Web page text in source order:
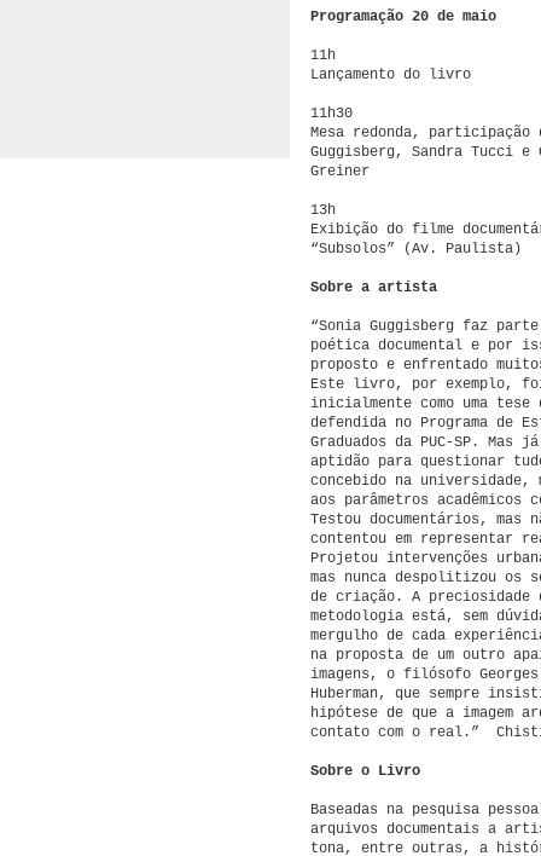
Programação 20 de maio
11h
Lançamento do livro
11h30
Mesa redonda, participação
Guggisberg, Sandra Tucci
Greiner
13h
Exibição do filme
“Subsolos” (Av. Paulista)
Sobre a artista
“Sonia Guggisberg faz
poética documental e por
proposto e enfrentado
Este livro, por exemplo,
inicialmente como uma tese
defendida no Programa de
Graduados da PUC-SP. Mas
aptidão para questionar
concebido na universidade,
aos parâmetros acadêmicos
Testou documentários, mas
contentou em representar
Projetou intervenções
mas nunca despolitizou os
de criação. A preciosidade
metodologia está, sem
mergulho de cada
na proposta de um outro
imagens, o filósofo
Huberman, que sempre
hipótese de que a imagem
contato com o real.”
Sobre o Livro
Baseadas na pesquisa
arquivos documentais a
tona, entre outras, a